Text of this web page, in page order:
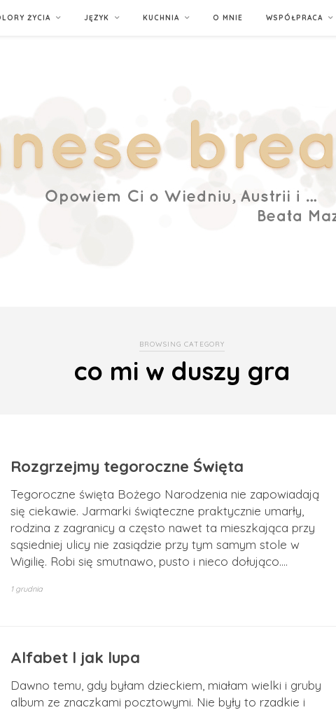
ŻYCIA JĘZYK KUCHNIA O MNIE WSPÓŁPRACA
BROWSING CATEGORY
co mi w duszy gra
Rozgrzejmy tegoroczne Święta
Tegoroczne święta Bożego Narodzenia nie zapowiadają
się ciekawie. Jarmarki świąteczne praktycznie umarły,
rodzina z zagranicy a często nawet ta mieszkająca przy
sąsiedniej ulicy nie zasiądzie przy tym samym stole w
Wigilię. Robi się smutnawo, pusto i nieco dołująco.…
1 grudnia
Alfabet l jak lupa
Dawno temu, gdy byłam dzieckiem, miałam wielki i gruby
album ze znaczkami pocztowymi. Nie były to rzadkie i